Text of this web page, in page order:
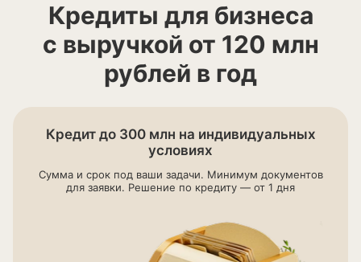
Кредиты для бизнеса
с выручкой от 120 млн
рублей в год
Кредит до 300 млн на индивидуальных
условиях
Сумма и срок под ваши задачи. Минимум документов
для заявки. Решение по кредиту — от 1 дня